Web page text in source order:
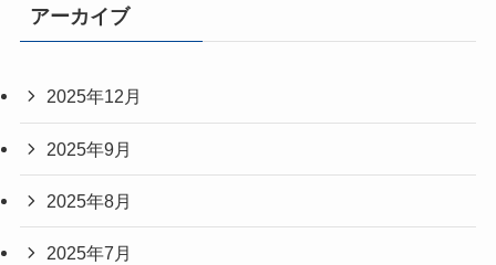
アーカイブ
2025年12月
2025年9月
2025年8月
2025年7月